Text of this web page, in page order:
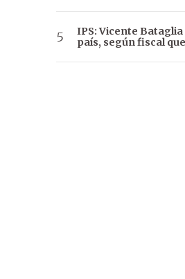
IPS: Vicente
país, según fiscal